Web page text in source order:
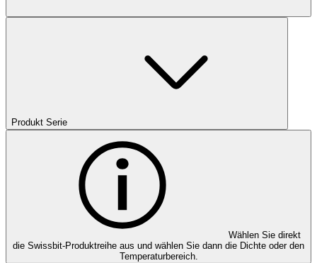
Produkt Serie
Wählen Sie direkt
die Swissbit-Produktreihe aus und wählen Sie dann die Dichte oder den
Temperaturbereich.